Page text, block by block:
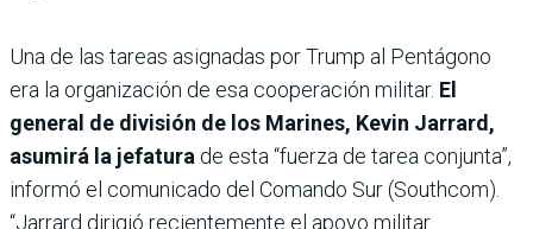
Una de las tareas asignadas por Trump al Pentágono
era la organización de esa cooperación militar. El
general de división de los Marines, Kevin Jarrard,
asumirá la jefatura de esta “fuerza de tarea conjunta”,
informó el comunicado del Comando Sur (Southcom).
“Jarrard dirigió recientemente el apoyo militar